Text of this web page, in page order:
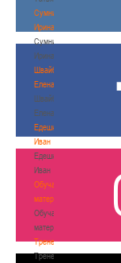
Сумникова
Ирина
Сумникова
Ирина
Швайбович
Елена
Швайбович
Елена
Едешко
Иван
Едешко
Иван
Обучающие
материалы
Обучающие
материалы
Тренерам
Тренерам